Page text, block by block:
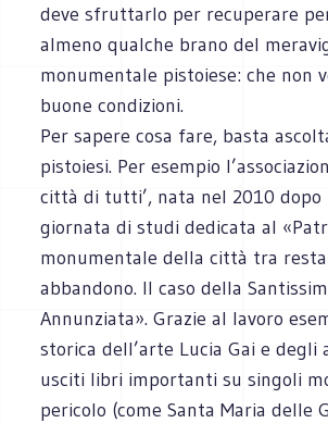
deve sfruttarlo per recuperare
almeno qualche brano del
monumentale pistoiese: che non
buone condizioni.
Per sapere cosa fare, basta
pistoiesi. Per esempio
città di tutti’, nata nel 2010 dopo
giornata di studi dedicata al
monumentale della città tra
abbandono. Il caso della
Annunziata». Grazie al lavoro
storica dell’arte Lucia Gai e degli
usciti libri importanti su singoli
pericolo (come Santa Maria delle